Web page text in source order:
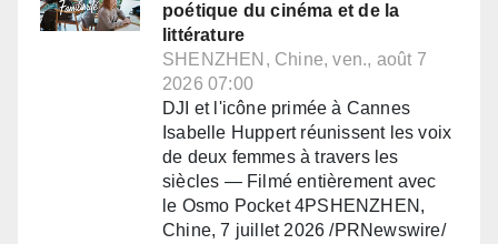
poétique du cinéma et de la
littérature
SHENZHEN, Chine, ven., août 7
2026 07:00
DJI et l'icône primée à Cannes
Isabelle Huppert réunissent les voix
de deux femmes à travers les
siècles — Filmé entièrement avec
le Osmo Pocket 4PSHENZHEN,
Chine, 7 juillet 2026 /PRNewswire/